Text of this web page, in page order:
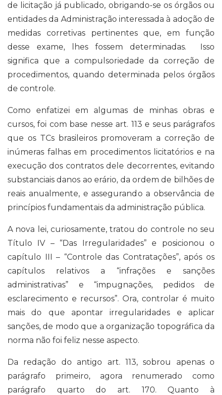
de licitação já publicado, obrigando-se os órgãos ou
entidades da Administração interessada à adoção de
medidas corretivas pertinentes que, em função
desse exame, lhes fossem determinadas. Isso
significa que a compulsoriedade da correção de
procedimentos, quando determinada pelos órgãos
de controle.
Como enfatizei em algumas de minhas obras e
cursos, foi com base nesse art. 113 e seus parágrafos
que os TCs brasileiros promoveram a correção de
inúmeras falhas em procedimentos licitatórios e na
execução dos contratos dele decorrentes, evitando
substanciais danos ao erário, da ordem de bilhões de
reais anualmente, e assegurando a observância de
princípios fundamentais da administração pública.
A nova lei, curiosamente, tratou do controle no seu
Título IV – “Das Irregularidades” e posicionou o
capítulo III – “Controle das Contratações”, após os
capítulos relativos a “infrações e sanções
administrativas” e “impugnações, pedidos de
esclarecimento e recursos”. Ora, controlar é muito
mais do que apontar irregularidades e aplicar
sanções, de modo que a organização topográfica da
norma não foi feliz nesse aspecto.
Da redação do antigo art. 113, sobrou apenas o
parágrafo primeiro, agora renumerado como
parágrafo quarto do art. 170. Quanto à